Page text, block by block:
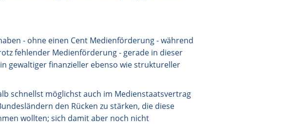
- ohne einen Cent Medienförderung - während
fehlender Medienförderung - gerade in dieser
gewaltiger finanzieller ebenso wie struktureller
schnellst möglichst auch im Medienstaatsvertrag
den Rücken zu stärken, die diese
wollten; sich damit aber noch nicht